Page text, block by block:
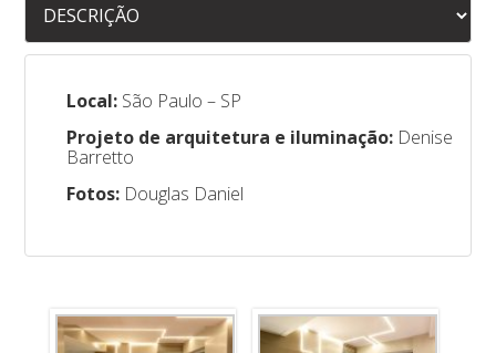
Local: São Paulo – SP
Projeto de arquitetura e iluminação: Denise
Barretto
Fotos: Douglas Daniel